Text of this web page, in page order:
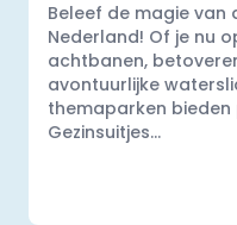
Beleef de magie van
Nederland! Of je nu
achtbanen,
avontuurlijke
themaparken bieden
Gezinsuitjes...